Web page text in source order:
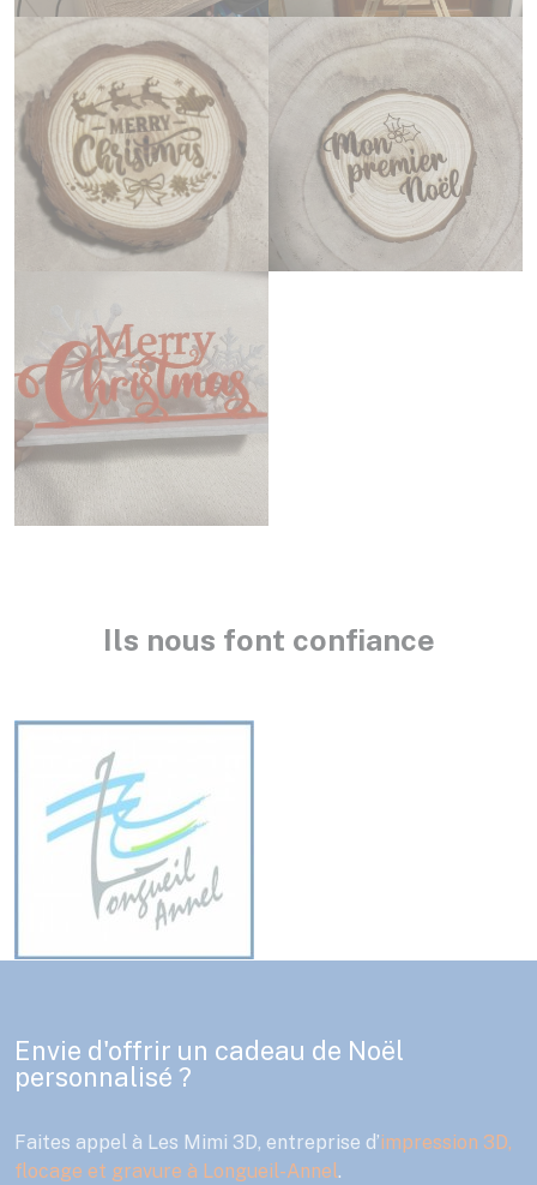
Ils nous font confiance
Envie d'offrir un cadeau de Noël
personnalisé ?
Faites appel à Les Mimi 3D, entreprise d’impression 3D,
flocage et gravure à Longueil-Annel.